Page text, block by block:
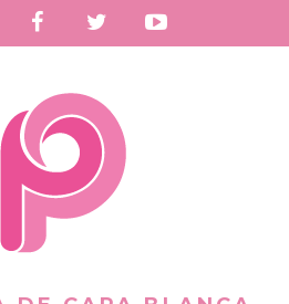
F
e
b
o
o
T
i
t
r
Y
e